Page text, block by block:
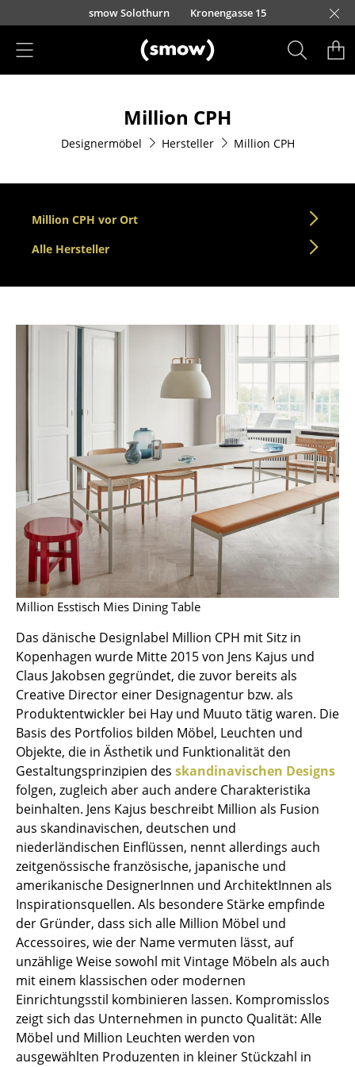
Direkt zum Inhaltsmow Solothurn Kronengasse 15
Esszimmerstühle
Sofas
Sessel
Loungesessel
Bänke & Liegen
Sitzsäcke
Gartenstühle
Kinderstühle
Schaukelstühle
Bürodrehstühle
Konferenzstühle
Bürosessel
Einzelteile
... alle Sitzmöbel
Tische
Esstische
Beistelltische
Couchtische
Schreibtische
Sekretäre & PC-Tische
Konferenztische
Stehtische & Stehpulte
Kindertische
Gartentische
Servierwagen
Million CPH
Designermöbel Hersteller Million CPH
Million CPH vor Ort
Alle Hersteller
Million Esstisch Mies Dining Table
Das dänische Designlabel Million CPH mit Sitz in
Kopenhagen wurde Mitte 2015 von Jens Kajus und
Claus Jakobsen gegründet, die zuvor bereits als
Creative Director einer Designagentur bzw. als
Produktentwickler bei Hay und Muuto tätig waren. Die
Basis des Portfolios bilden Möbel, Leuchten und
Objekte, die in Ästhetik und Funktionalität den
Gestaltungsprinzipien des skandinavischen Designs
folgen, zugleich aber auch andere Charakteristika
beinhalten. Jens Kajus beschreibt Million als Fusion
aus skandinavischen, deutschen und
niederländischen Einflüssen, nennt allerdings auch
zeitgenössische französische, japanische und
amerikanische DesignerInnen und ArchitektInnen als
Inspirationsquellen. Als besondere Stärke empfinde
der Gründer, dass sich alle Million Möbel und
Accessoires, wie der Name vermuten lässt, auf
unzählige Weise sowohl mit Vintage Möbeln als auch
mit einem klassischen oder modernen
Einrichtungsstil kombinieren lassen. Kompromisslos
zeigt sich das Unternehmen in puncto Qualität: Alle
Möbel und Million Leuchten werden von
ausgewählten Produzenten in kleiner Stückzahl in